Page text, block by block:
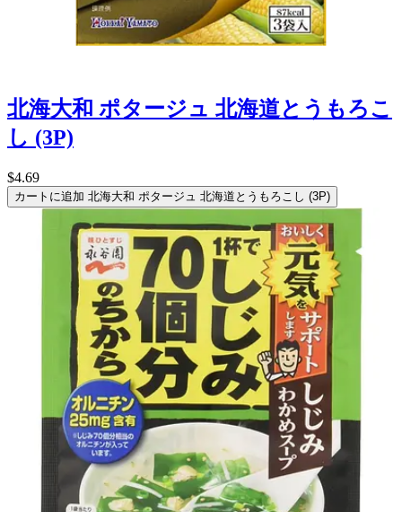
北海大和 ポタージュ 北海道とうもろこ
し (3P)
$4.69
カートに追加 北海大和 ポタージュ 北海道とうもろこし (3P)